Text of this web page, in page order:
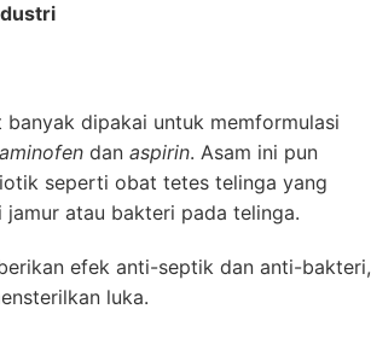
dipakai untuk memformulasi
dan aspirin. Asam ini pun
seperti obat tetes telinga yang
atau bakteri pada telinga.
efek anti-septik dan anti-bakteri,
luka.